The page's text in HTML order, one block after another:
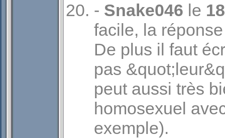
- Snake046 le
facile, la
De plus il faut
pas
peut aussi très
homosexuel
exemple).